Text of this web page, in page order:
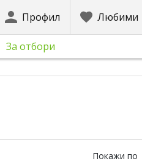
Профил Любими
За отбори
Покажи по